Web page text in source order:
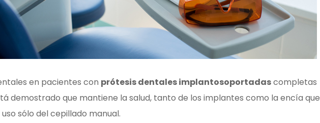
en pacientes con prótesis dentales implantosoportadascompletas
demostrado que mantiene la salud, tanto de los implantes como la encía que
sólo del cepillado manual.